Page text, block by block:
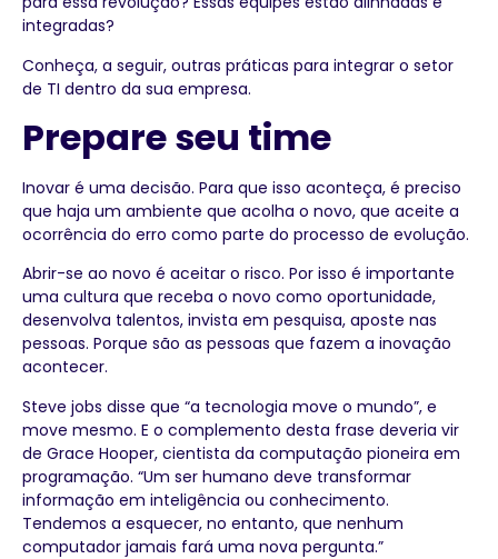
integradas?
Conheça, a seguir, outras práticas para integrar o setor
de TI dentro da sua empresa.
Prepare seu time
Inovar é uma decisão. Para que isso aconteça, é preciso
que haja um ambiente que acolha o novo, que aceite a
ocorrência do erro como parte do processo de evolução.
Abrir-se ao novo é aceitar o risco. Por isso é importante
uma cultura que receba o novo como oportunidade,
desenvolva talentos, invista em pesquisa, aposte nas
pessoas. Porque são as pessoas que fazem a inovação
acontecer.
Steve jobs disse que “a tecnologia move o mundo”, e
move mesmo. E o complemento desta frase deveria vir
de Grace Hooper, cientista da computação pioneira em
programação. “Um ser humano deve transformar
informação em inteligência ou conhecimento.
Tendemos a esquecer, no entanto, que nenhum
computador jamais fará uma nova pergunta.”